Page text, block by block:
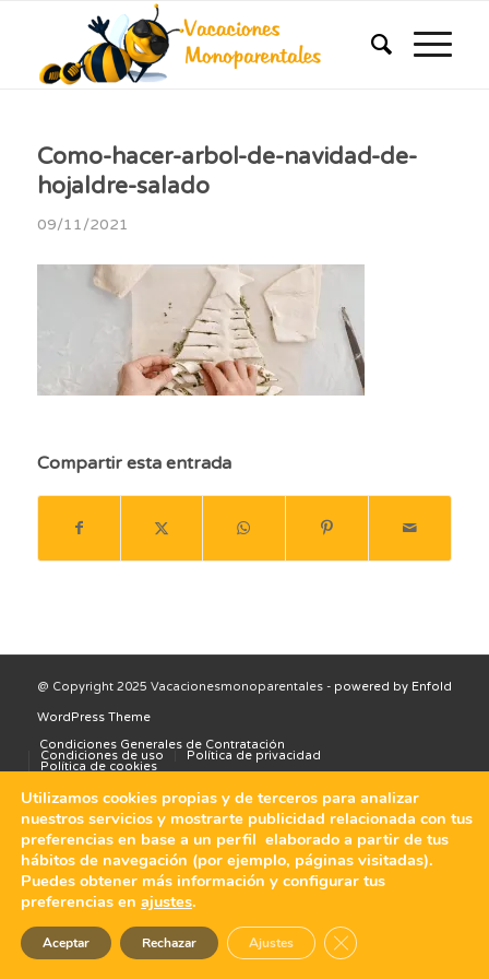
Como-hacer-arbol-de-navidad-de-
hojaldre-salado
09/11/2021
Compartir esta entrada
@ Copyright 2025 Vacacionesmonoparentales - powered by Enfold
WordPress Theme
Condiciones Generales de Contratación
Condiciones de uso Política de privacidad
Política de cookies
Utilizamos cookies propias y de terceros para analizar
nuestros servicios y mostrarte publicidad relacionada con tus
preferencias en base a un perfil elaborado a partir de tus
hábitos de navegación (por ejemplo, páginas visitadas).
Puedes obtener más información y configurar tus
preferencias en ajustes.
Aceptar Rechazar Ajustes Cerrar el banner de